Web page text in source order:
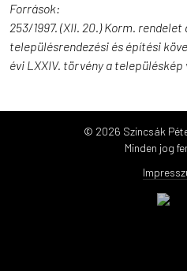
Források:
253/1997. (XII. 20.) Korm. rendelet
településrendezési és építési
évi LXXIV. törvény a
© 2026 Szincsák
Minden jog